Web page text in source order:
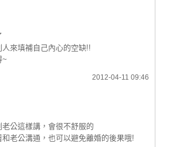
人來填補自己內心的空缺!!
~
2012-04-11 09:46
老公這樣講，會很不舒服的
和老公溝通，也可以避免離婚的後果哦!